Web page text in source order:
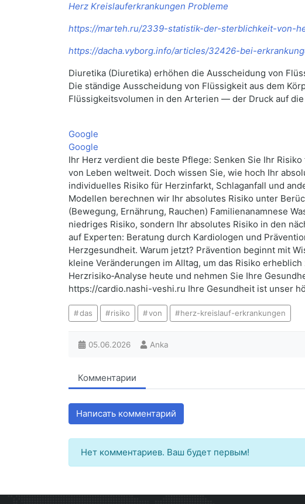
Herz Kreislauferkrankungen Probleme
https://marteh.ru/2339-statistik-der-sterblichkeit-von-
https://dacha.vyborg.info/articles/32426-bei-
Diuretika (Diuretika) erhöhen die Ausscheidung von
Die ständige Ausscheidung von Flüssigkeit aus dem
Flüssigkeitsvolumen in den Arterien — der Druck auf
Google
Google
Ihr Herz verdient die beste Pflege: Senken Sie Ihr
von Leben weltweit. Doch wissen Sie, wie hoch Ihr
individuelles Risiko für Herzinfarkt, Schlaganfall und
Modellen berechnen wir Ihr absolutes Risiko unter
(Bewegung, Ernährung, Rauchen) Familienanamnese
niedriges Risiko, sondern Ihr absolutes Risiko in den
auf Experten: Beratung durch Kardiologen und
Herzgesundheit. Warum jetzt? Prävention beginnt mit
kleine Veränderungen im Alltag, um das Risiko
Herzrisiko‑Analyse heute und nehmen Sie Ihre
https://cardio.nashi-veshi.ru Ihre Gesundheit ist unser
das risiko von herz-kreislauf-erkrankungen
05.06.2026 Anka
Комментарии
Написать комментарий
Нет комментариев. Ваш будет первым!